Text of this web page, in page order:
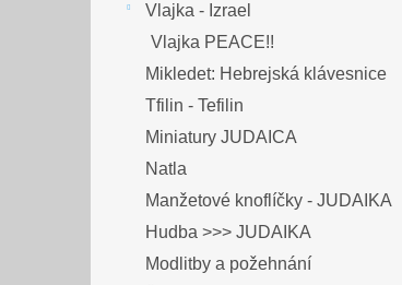
Vlajka - Izrael
Vlajka PEACE!!
Mikledet: Hebrejská klávesnice
Tfilin - Tefilin
Miniatury JUDAICA
Natla
Manžetové knoflíčky - JUDAIKA
Hudba >>> JUDAIKA
Modlitby a požehnání